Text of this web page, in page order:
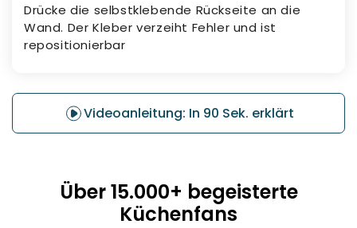
Drücke die selbstklebende Rückseite an die
Wand. Der Kleber verzeiht Fehler und ist
repositionierbar
Videoanleitung: In 90 Sek. erklärt
Über 15.000+ begeisterte
Küchenfans